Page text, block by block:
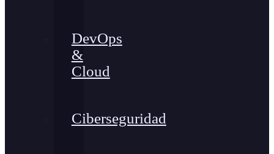
DevOps
&
Cloud
Ciberseguridad